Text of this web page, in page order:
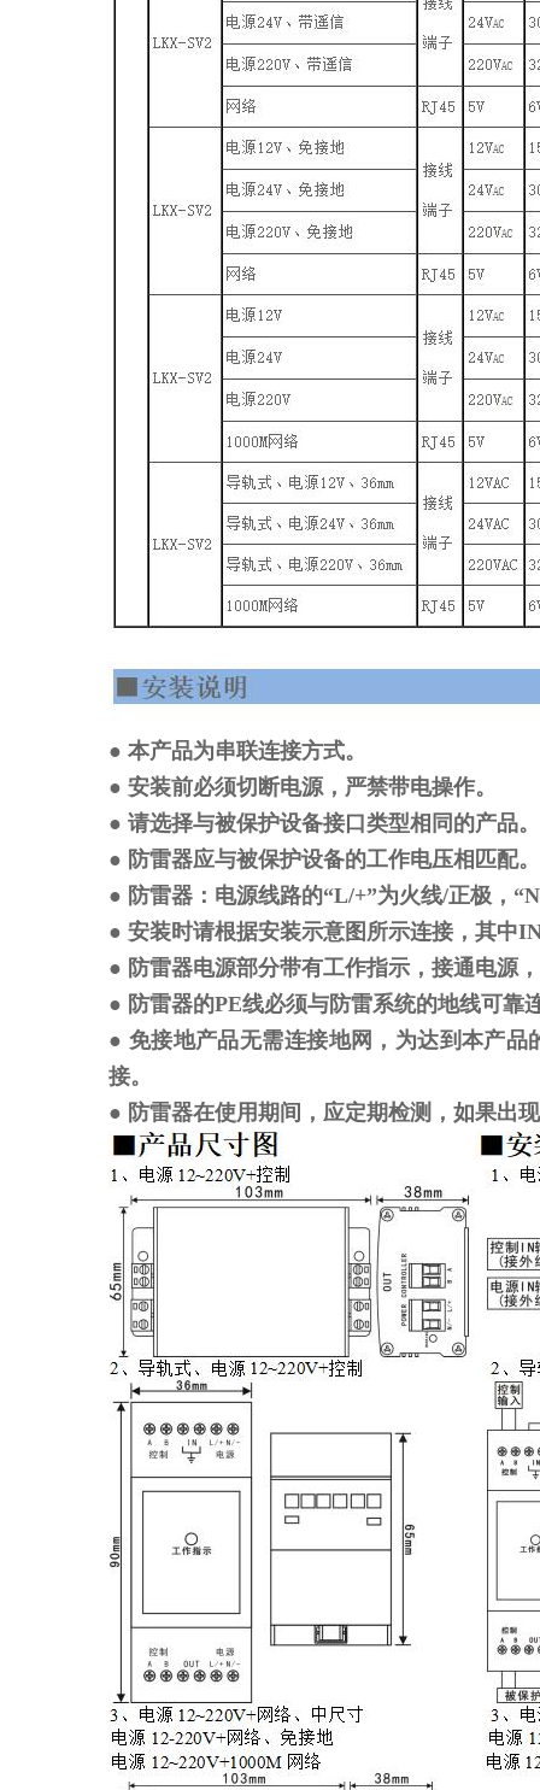
● 本产品为串联连接方式。
● 安装前必须切断电源，严禁带电操作。
● 请选择与被保护设备接口类型相同的产品。
● 防雷器应与被保护设备的工作电压相匹配。
● 防雷器：电源线路的“L/+”为火线/正极，
● 安装时请根据安装示意图所示连接，其中
● 防雷器电源部分带有工作指示，接通电源
● 防雷器的PE线必须与防雷系统的地线可靠
● 免接地产品无需连接地网，为达到本产
接。
● 防雷器在使用期间，应定期检测，如果出